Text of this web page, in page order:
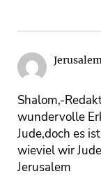
Shalom,-
wundervolle
Jude,doch es
wieviel wir
Jerusalem